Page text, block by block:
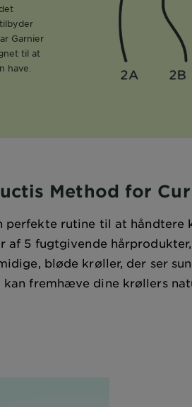
Garnier
til at
have.
Method for
perfekte rutine til at håndtere
af 5 fugtgivende
bløde krøller, der ser
fremhæve dine krøllers